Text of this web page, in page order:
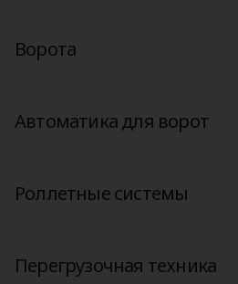
Ворота
Автоматика для ворот
Роллетные системы
Перегрузочная техника